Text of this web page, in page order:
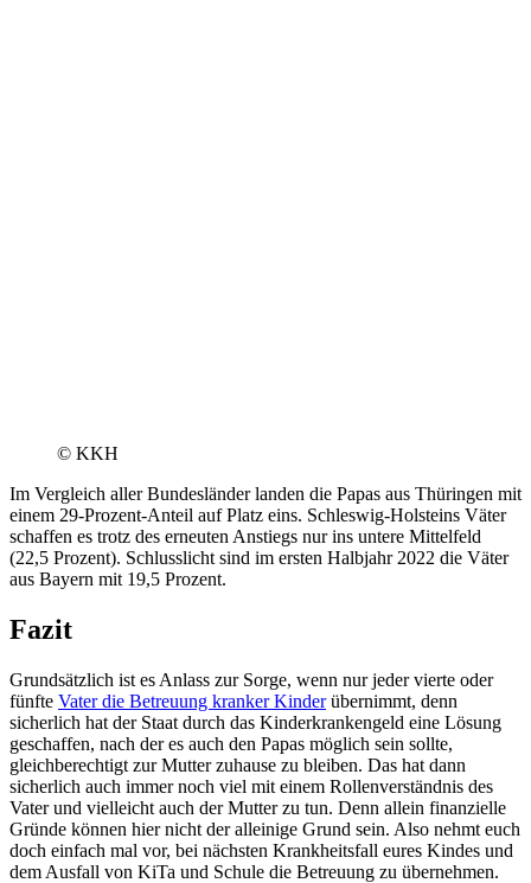
© KKH
Im Vergleich aller Bundesländer landen die Papas aus Thüringen mit
einem 29-Prozent-Anteil auf Platz eins. Schleswig-Holsteins Väter
schaffen es trotz des erneuten Anstiegs nur ins untere Mittelfeld
(22,5 Prozent). Schlusslicht sind im ersten Halbjahr 2022 die Väter
aus Bayern mit 19,5 Prozent.
Fazit
Grundsätzlich ist es Anlass zur Sorge, wenn nur jeder vierte oder
fünfte Vater die Betreuung kranker Kinderübernimmt, denn
sicherlich hat der Staat durch das Kinderkrankengeld eine Lösung
geschaffen, nach der es auch den Papas möglich sein sollte,
gleichberechtigt zur Mutter zuhause zu bleiben. Das hat dann
sicherlich auch immer noch viel mit einem Rollenverständnis des
Vater und vielleicht auch der Mutter zu tun. Denn allein finanzielle
Gründe können hier nicht der alleinige Grund sein. Also nehmt euch
doch einfach mal vor, bei nächsten Krankheitsfall eures Kindes und
dem Ausfall von KiTa und Schule die Betreuung zu übernehmen.